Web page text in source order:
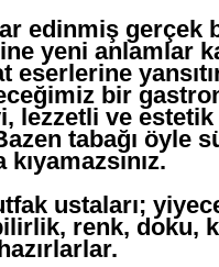
edinmiş gerçek
yeni anlamlar
bir
lezzetli ve
tabağı öyle
ustaları;
renk, doku,